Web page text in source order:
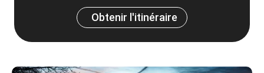
Obtenir l'itinéraire